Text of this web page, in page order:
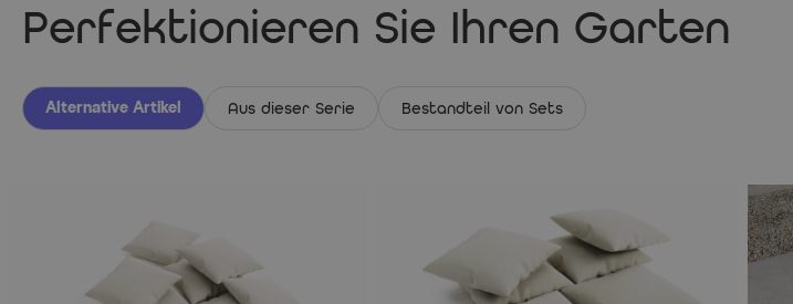
Perfektionieren Sie Ihren Garten
Alternative Artikel Aus dieser Serie Bestandteil von Sets